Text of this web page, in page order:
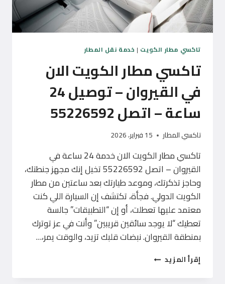
تاكسي مطار الكويت | خدمة نقل المطار
تاكسي مطار الكويت الان
في القيروان – توصيل 24
ساعة – اتصل 55226592
تاكسي المطار 15 فبراير، 2026
تاكسي مطار الكويت الان خدمة 24 ساعة في
القيروان – اتصل 55226592 تخيل إنك مجهز جنطتك،
وحاجز تذكرتك، وموعد طيارتك بعد ساعتين من مطار
الكويت الدولي. فجأة، تكتشف إن السيارة اللي كنت
معتمد عليها تعطلت، أو إن “التطبيقات” جالسة
تعطيك “لا يوجد سائقين قريبين” وأنت في عز توترك
بمنطقة القيروان. نبضات قلبك تزيد، والوقت يمر،…
إقرأ المزيد تاكسي